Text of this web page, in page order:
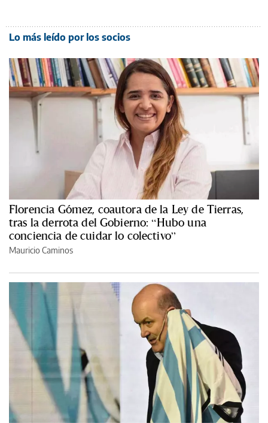
Lo más leído por los socios
Florencia Gómez, coautora de la Ley de Tierras,
tras la derrota del Gobierno: “Hubo una
conciencia de cuidar lo colectivo”
Mauricio Caminos